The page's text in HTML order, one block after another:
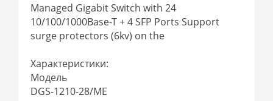
Managed Gigabit Switch with 24
10/100/1000Base-T + 4 SFP Ports Support
surge protectors (6kv) on the
Характеристики:
Модель
DGS-1210-28/ME